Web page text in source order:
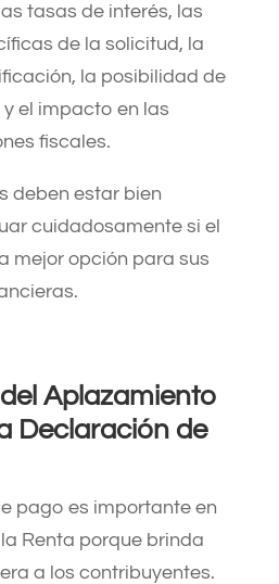
tasas de interés, las
de la solicitud, la
la posibilidad de
el impacto en las
fiscales.
deben estar bien
cuidadosamente si el
mejor opción para sus
Aplazamiento
Declaración de
pago es importante en
Renta porque brinda
a los contribuyentes.